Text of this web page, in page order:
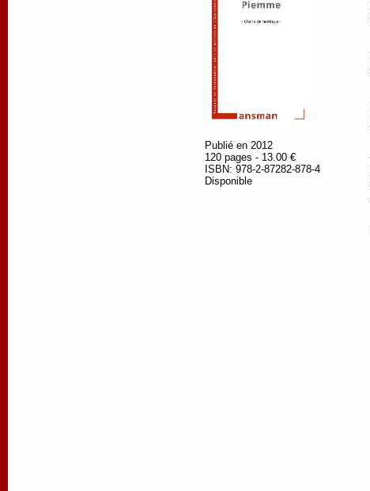
Publié en 2012
120 pages - 13.00 €
ISBN: 978-2-87282-878-4
Disponible